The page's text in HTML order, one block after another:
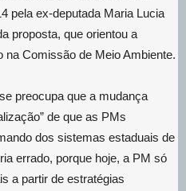
pela ex-deputada Maria Lucia
proposta, que orientou a
na Comissão de Meio Ambiente.
preocupa que a mudança
de que as PMs
dos sistemas estaduais de
errado, porque hoje, a PM só
a partir de estratégias